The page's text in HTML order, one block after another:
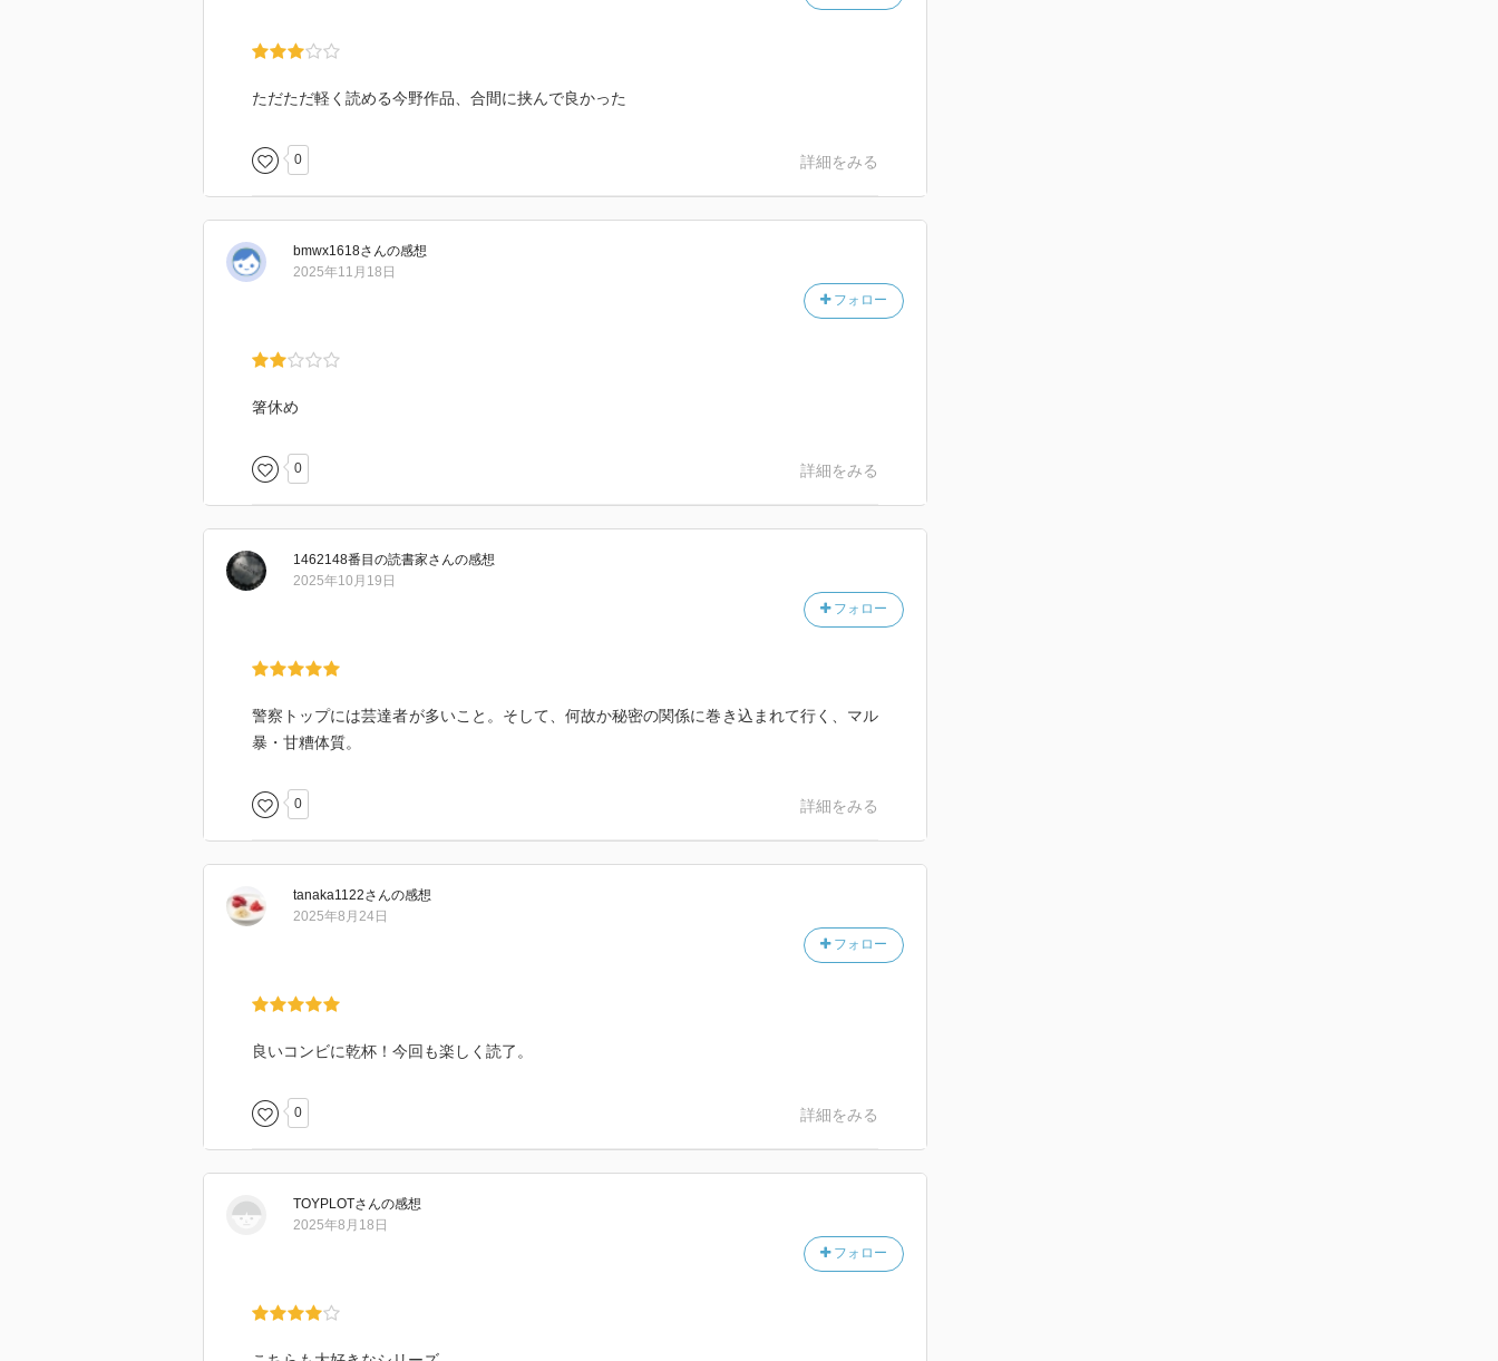
ただただ軽く読める今野作品、合間に挟んで良かった
0 詳細をみる
bmwx1618さんの感想
フォロー
2025年11月18日
箸休め
0 詳細をみる
1462148番目の読書家さんの感想
フォロー
2025年10月19日
警察トップには芸達者が多いこと。そして、何故か秘密の関係に巻き込まれて行く、マル
暴・甘糟体質。
0 詳細をみる
tanaka1122さんの感想
フォロー
2025年8月24日
良いコンビに乾杯！今回も楽しく読了。
0 詳細をみる
TOYPLOTさんの感想
フォロー
2025年8月18日